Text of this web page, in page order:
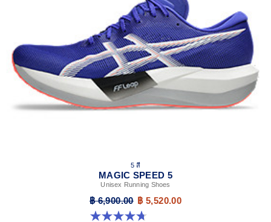
5 สี
MAGIC SPEED 5
Unisex Running Shoes
฿ 6,900.00 ฿ 5,520.00
4.7 จาก 5 ดาว 328 รีวิว